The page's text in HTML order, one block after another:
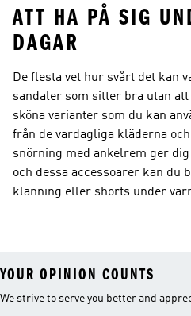
ATT HA PÅ SIG
DAGAR
De flesta vet hur svårt det kan
sandaler som sitter bra utan att
sköna varianter som du kan
från de vardagliga kläderna
snörning med ankelrem ger
och dessa accessoarer kan du
klänning eller shorts under
YOUR OPINION COUNTS
We strive to serve you better and